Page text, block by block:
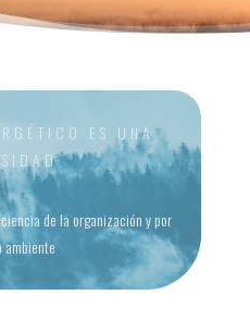
ES UNA
de la organización y por
ambiente